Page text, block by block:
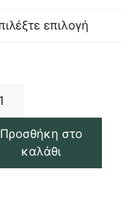
Προσθήκη στο
καλάθι